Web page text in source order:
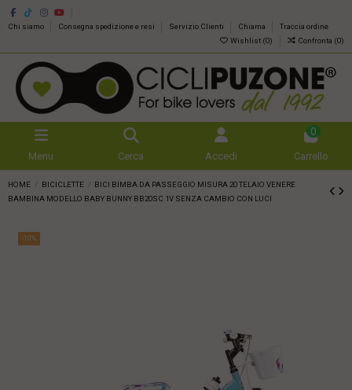
Chi siamo Consegna spedizione e resi Servizio Clienti Chiama
Traccia ordine
Wishlist (0) Confronta (0)
Menu Cerca Accedi
0
Carrello
HOME BICICLETTE
BICI BIMBA DA PASSEGGIO MISURA 20 TELAIO VENERE
BAMBINA MODELLO BABY BUNNY BB20SC 1V SENZA CAMBIO CON LUCI
-10%